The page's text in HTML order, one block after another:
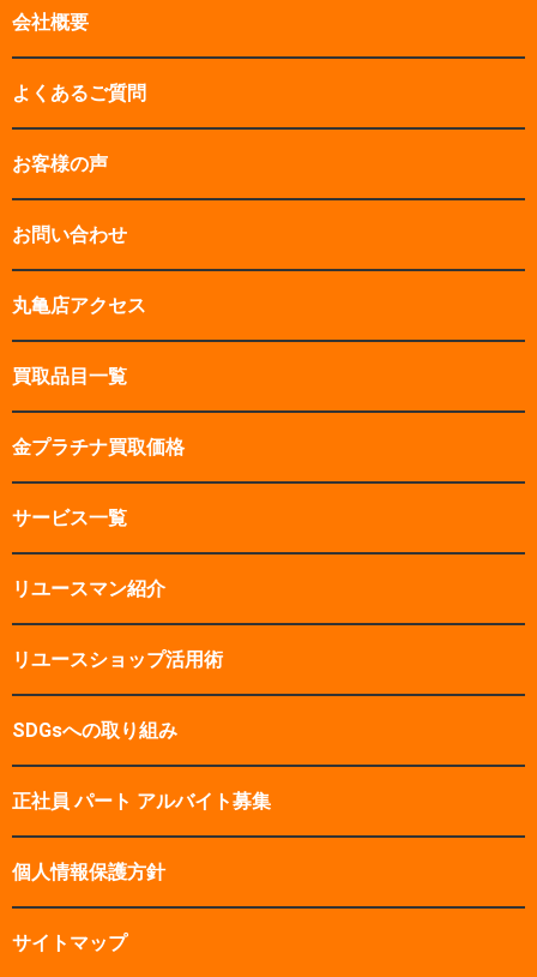
会社概要
よくあるご質問
お客様の声
お問い合わせ
丸亀店アクセス
買取品目一覧
金プラチナ買取価格
サービス一覧
リユースマン紹介
リユースショップ活用術
SDGsへの取り組み
正社員 パート アルバイト募集
個人情報保護方針
サイトマップ